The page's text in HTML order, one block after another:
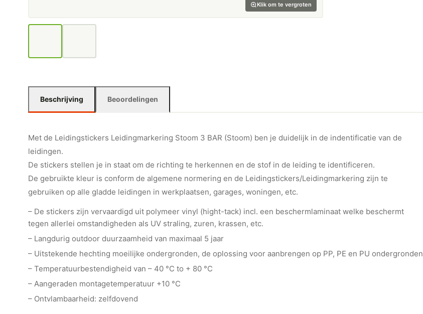
Klik om te vergroten
Beschrijving Beoordelingen
Met de Leidingstickers Leidingmarkering Stoom 3 BAR (Stoom) ben je duidelijk in de indentificatie van de
leidingen.
De stickers stellen je in staat om de richting te herkennen en de stof in de leiding te identificeren.
De gebruikte kleur is conform de algemene normering en de Leidingstickers/Leidingmarkering zijn te
gebruiken op alle gladde leidingen in werkplaatsen, garages, woningen, etc.
– De stickers zijn vervaardigd uit polymeer vinyl (hight-tack) incl. een beschermlaminaat welke beschermt
tegen allerlei omstandigheden als UV straling, zuren, krassen, etc.
– Langdurig outdoor duurzaamheid van maximaal 5 jaar
– Uitstekende hechting moeilijke ondergronden, de oplossing voor aanbrengen op PP, PE en PU ondergronden
– Temperatuurbestendigheid van – 40 °C to + 80 °C
– Aangeraden montagetemperatuur +10 °C
– Ontvlambaarheid: zelfdovend